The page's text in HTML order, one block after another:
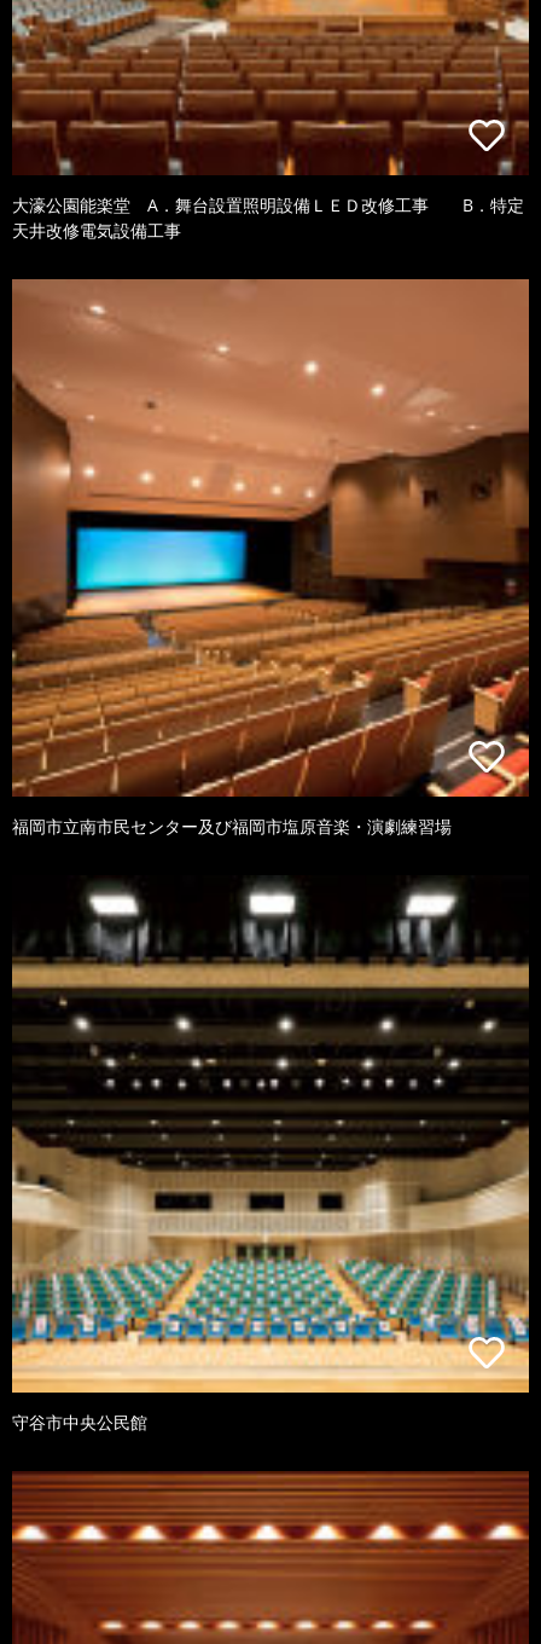
大濠公園能楽堂 A．舞台設置照明設備ＬＥＤ改修工事 B．特定
天井改修電気設備工事
福岡市立南市民センター及び福岡市塩原音楽・演劇練習場
守谷市中央公民館